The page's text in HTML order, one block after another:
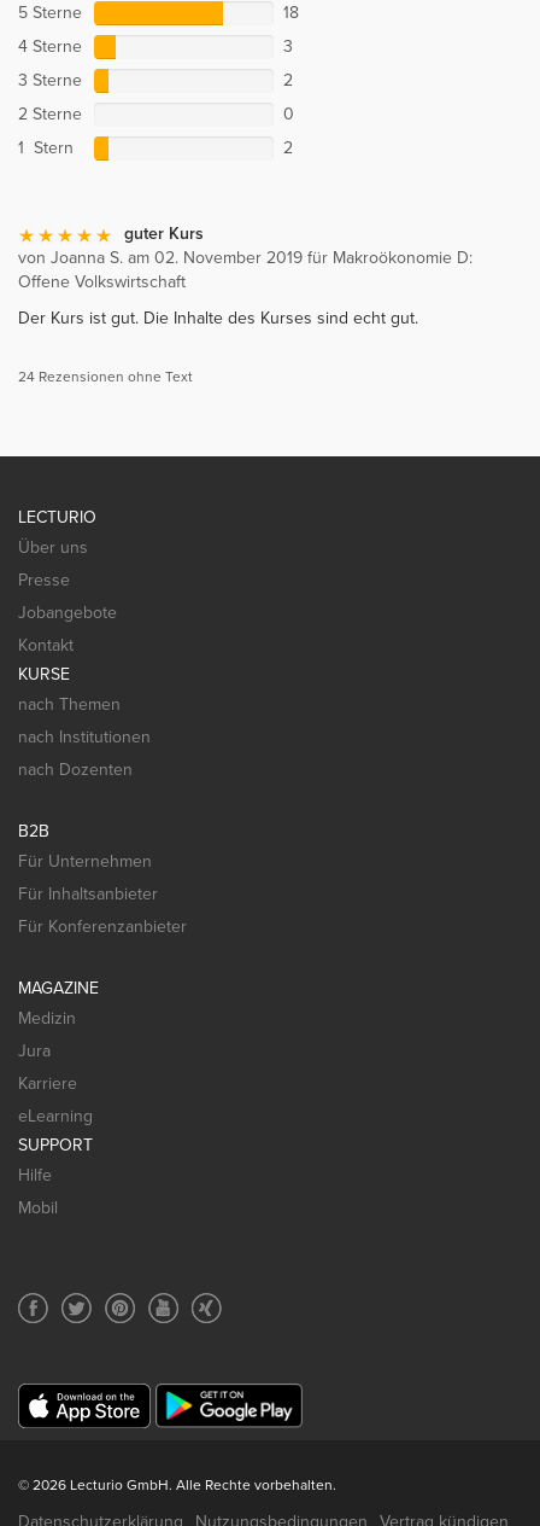
5 Sterne
18
4 Sterne
3
3 Sterne
2
2 Sterne
0
1 Stern
2
guter Kurs
von Joanna S. am 02. November 2019 für Makroökonomie D:
Offene Volkswirtschaft
Der Kurs ist gut. Die Inhalte des Kurses sind echt gut.
24 Rezensionen ohne Text
LECTURIO
Über uns
Presse
Jobangebote
Kontakt
KURSE
nach Themen
nach Institutionen
nach Dozenten
B2B
Für Unternehmen
Für Inhaltsanbieter
Für Konferenzanbieter
MAGAZINE
Medizin
Jura
Karriere
eLearning
SUPPORT
Hilfe
Mobil
© 2026 Lecturio GmbH. Alle Rechte vorbehalten.
Datenschutzerklärung Nutzungsbedingungen Vertrag kündigen